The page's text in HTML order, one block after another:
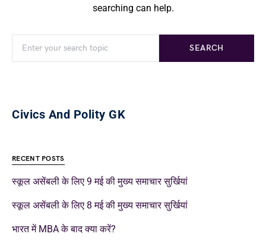
searching can help.
SEARCH
Civics And Polity GK
RECENT POSTS
स्कूल असेंबली के लिए 9 मई की मुख्य समाचार सुर्खियां
स्कूल असेंबली के लिए 8 मई की मुख्य समाचार सुर्खियां
भारत में MBA के बाद क्या करें?